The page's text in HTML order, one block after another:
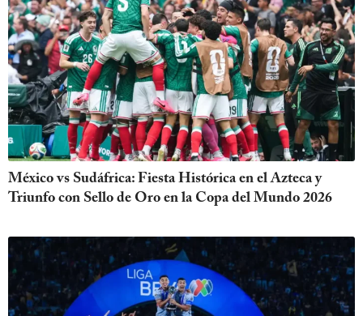
México vs Sudáfrica: Fiesta Histórica en el Azteca y
Triunfo con Sello de Oro en la Copa del Mundo 2026